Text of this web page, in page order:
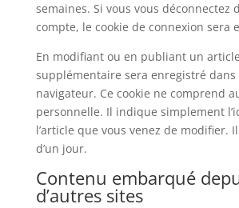
semaines. Si vous vous déconnectez
compte, le cookie de connexion sera
En modifiant ou en publiant un
supplémentaire sera enregistré dans
navigateur. Ce cookie ne comprend
personnelle. Il indique simplement
l’article que vous venez de modifier.
d’un jour.
Contenu embarqué
d’autres sites